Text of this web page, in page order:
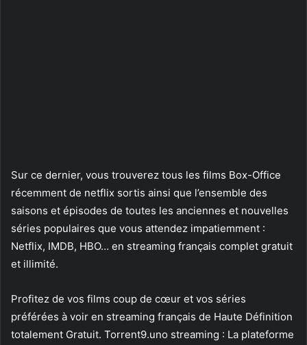
Sur ce dernier, vous trouverez tous les films Box-Office
récemment de netflix sortis ainsi que l’ensemble des
saisons et épisodes de toutes les anciennes et nouvelles
séries populaires que vous attendez impatiemment :
Netflix, IMDB, HBO… en streaming français complet gratuit
et illimité.
Profitez de vos films coup de cœur et vos séries
préférées à voir en streaming français de Haute Définition
totalement Gratuit. Torrent9.uno streaming : La plateforme